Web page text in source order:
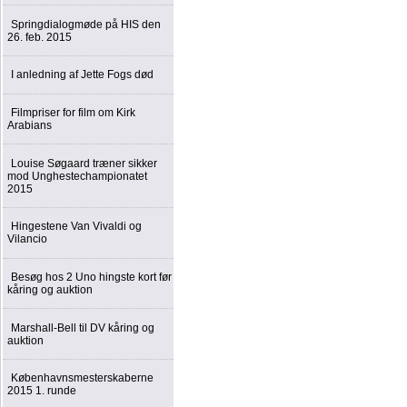
Springdialogmøde på HIS den
26. feb. 2015
I anledning af Jette Fogs død
Filmpriser for film om Kirk
Arabians
Louise Søgaard træner sikker
mod Unghestechampionatet
2015
Hingestene Van Vivaldi og
Vilancio
Besøg hos 2 Uno hingste kort før
kåring og auktion
Marshall-Bell til DV kåring og
auktion
Københavnsmesterskaberne
2015 1. runde